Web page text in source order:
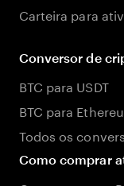
Carteira para
Conversor de
BTC para USDT
BTC para
Todos os
Como comprar